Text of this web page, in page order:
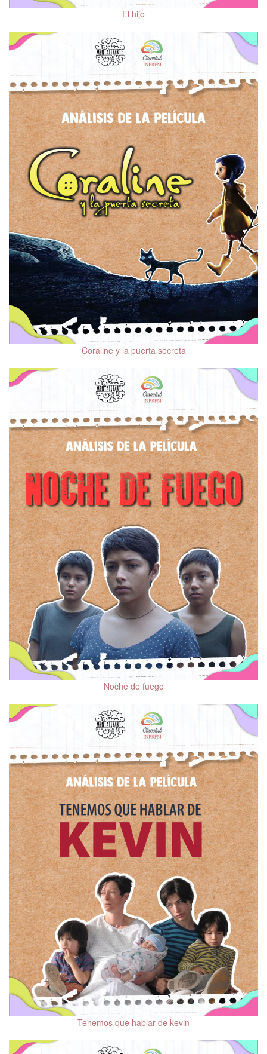
COVID-19
Salud fí­sica y salud
mental
Trastornos del sueño
Depresión
Ansiedad
Trastorno del Espectro
Autista (TEA)
Trastorno Límite de la
Personalidad (TLP)
Trastorno por Déficit de
Atención e Hiperactividad
(TDAH)
Trastornos de la
Conducta Alimentaria
(TCA)
Prevención de Suicidio
Trastorno Bipolar (TBP)
Reconocimiento de la
violencia
El hijo
Coraline y la puerta secreta
Noche de fuego
Tenemos que hablar de kevin